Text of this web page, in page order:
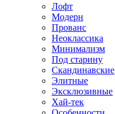
Лофт
Модерн
Прованс
Неоклассика
Минимализм
Под старину
Скандинавские
Элитные
Эксклюзивные
Хай-тек